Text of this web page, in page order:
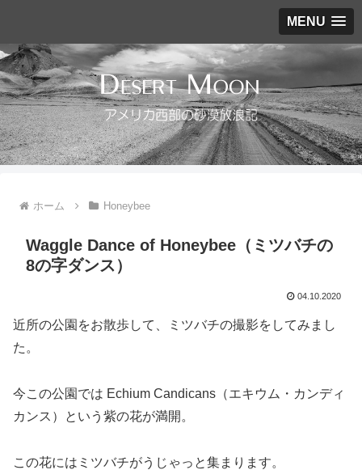
MENU
ホーム Honeybee
Waggle Dance of Honeybee（ミツバチの
8の字ダンス）
04.10.2020
近所の公園をお散歩して、ミツバチの撮影をしてみまし
た。
今この公園では Echium Candicans（エキウム・カンディ
カンス）という紫の花が満開。
この花にはミツバチがうじゃっと集まります。